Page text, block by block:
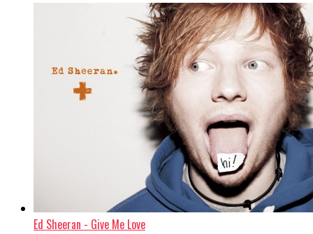
Ed Sheeran - Give Me Love